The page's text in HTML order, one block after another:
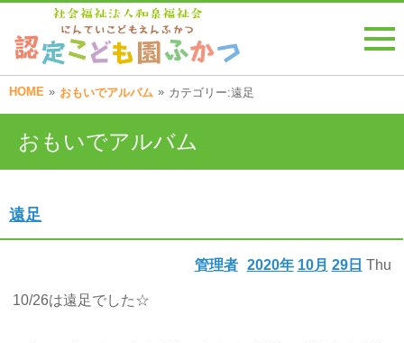
HOME » おもいでアルバム » カテゴリー:遠足
おもいでアルバム
遠足
2020年 10月 29日 Thu
管理者
10/26は遠足でした☆